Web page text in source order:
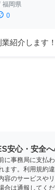
福岡県
0
紹介します！
安心・安全
に事務局に支払
ます。利用規約
容のサービスや
合は通報してくだ